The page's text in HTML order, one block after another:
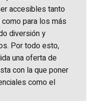
accesibles tanto
para los más
diversión y
Por todo esto,
una oferta de
con la que poner
como el